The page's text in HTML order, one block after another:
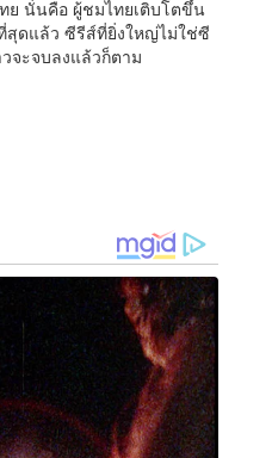
ย นั่นคือ ผู้ชมไทยเติบโตขึ้น
สุดแล้ว ซีรีส์ที่ยิ่งใหญ่ไม่ใช่ซี
จะจบลงแล้วก็ตาม